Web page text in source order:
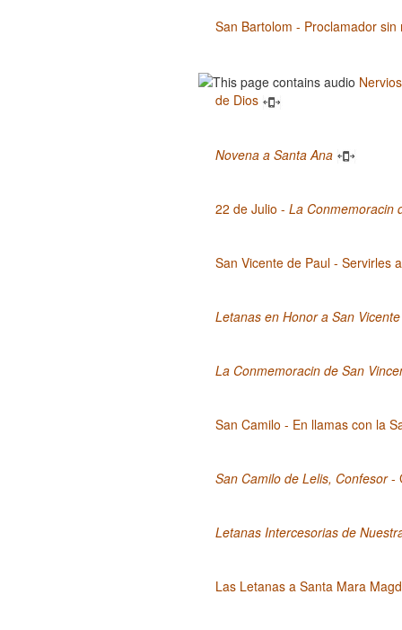
San Bartolom - Proclamador sin
de Dios
Novena a Santa Ana
22 de Julio - La Conmemoracin
San Vicente de Paul - Servirles
Letanas en Honor a San
La Conmemoracin de San
San Camilo - En llamas con la
San Camilo de Lelis, Confesor-
Letanas Intercesorias de
Las Letanas a Santa Mara